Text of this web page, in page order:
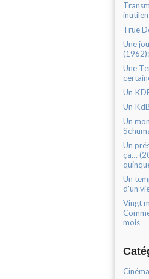
True
Une
Une
Un
Un
Un
Un
ça…
Un
d'un
Vingt
mois
Cinéma